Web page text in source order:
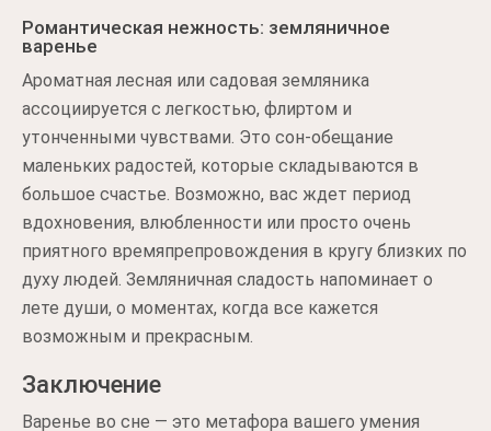
Романтическая нежность: земляничное
варенье
Ароматная лесная или садовая земляника
ассоциируется с легкостью, флиртом и
утонченными чувствами. Это сон-обещание
маленьких радостей, которые складываются в
большое счастье. Возможно, вас ждет период
вдохновения, влюбленности или просто очень
приятного времяпрепровождения в кругу близких по
духу людей. Земляничная сладость напоминает о
лете души, о моментах, когда все кажется
возможным и прекрасным.
Заключение
Варенье во сне — это метафора вашего умения